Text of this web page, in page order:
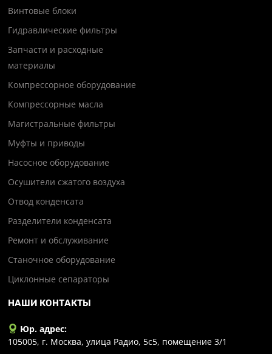
Винтовые блоки
Гидравлические фильтры
Запчасти и расходные
материалы
Компрессорное оборудование
Компрессорные масла
Магистральные фильтры
Муфты и приводы
Насосное оборудование
Осушители сжатого воздуха
Отвод конденсата
Разделители конденсата
Ремонт и обслуживание
Станочное оборудование
Циклонные сепараторы
НАШИ КОНТАКТЫ
Юр. адрес:
105005, г. Москва, улица Радио, 5с5, помещение 3/1